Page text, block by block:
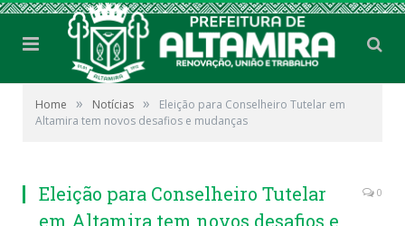
Home » Notícias »
Eleição para Conselheiro Tutelar em
Altamira tem novos desafios e mudanças
Eleição para Conselheiro Tutelar
em Altamira tem novos desafios e
0